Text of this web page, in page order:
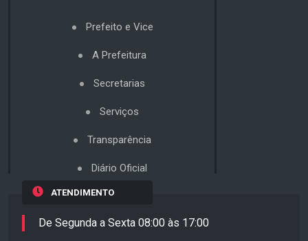
Prefeito e Vice
A Prefeitura
Secretarias
Serviços
Transparência
Diário Oficial
ATENDIMENTO
De Segunda a Sexta 08:00 às 17:00